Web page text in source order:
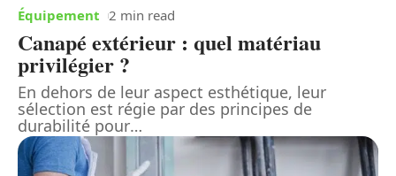
Équipement 2 min read
Canapé extérieur : quel matériau
privilégier ?
En dehors de leur aspect esthétique, leur
sélection est régie par des principes de
durabilité pour…